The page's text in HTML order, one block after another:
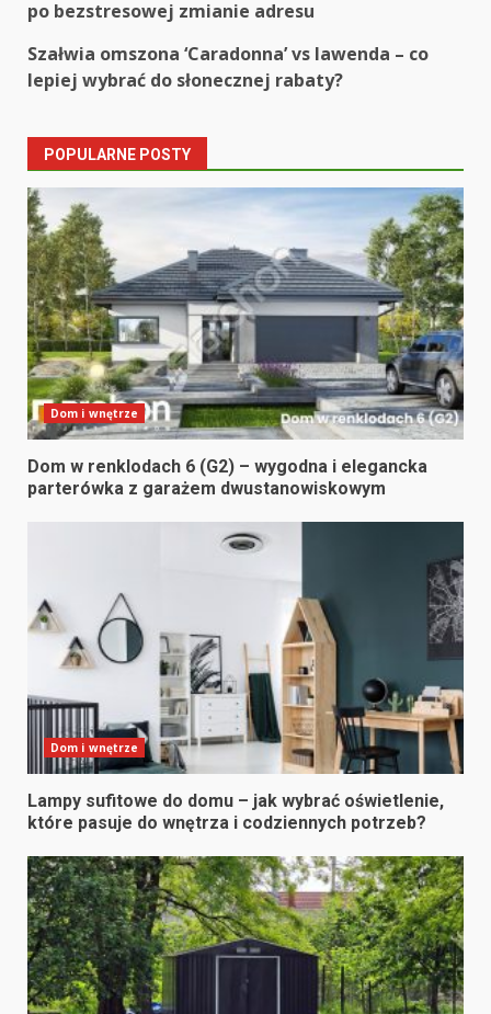
navigation
po bezstresowej zmianie adresu
Szałwia omszona ‘Caradonna’ vs lawenda – co
lepiej wybrać do słonecznej rabaty?
POPULARNE POSTY
Dom i wnętrze
Dom w renklodach 6 (G2) – wygodna i elegancka
parterówka z garażem dwustanowiskowym
Dom i wnętrze
Lampy sufitowe do domu – jak wybrać oświetlenie,
które pasuje do wnętrza i codziennych potrzeb?